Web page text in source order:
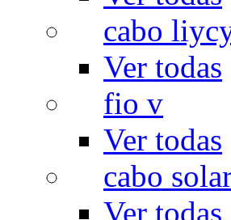
cabo
Ver todas
fio v
Ver todas
cabo
Ver todas